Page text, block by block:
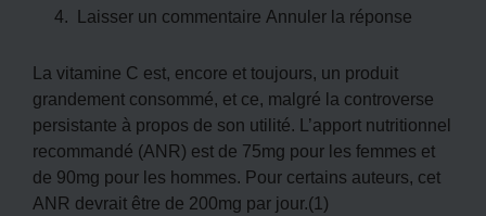
Laisser un commentaire Annuler la réponse
La vitamine C est, encore et toujours, un produit
grandement consommé, et ce, malgré la controverse
persistante à propos de son utilité. L’apport nutritionnel
recommandé (ANR) est de 75mg pour les femmes et
de 90mg pour les hommes. Pour certains auteurs, cet
ANR devrait être de 200mg par jour.(1)